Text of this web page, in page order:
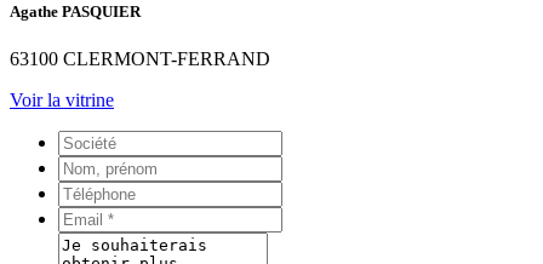
Agathe PASQUIER
63100 CLERMONT-FERRAND
Voir la vitrine